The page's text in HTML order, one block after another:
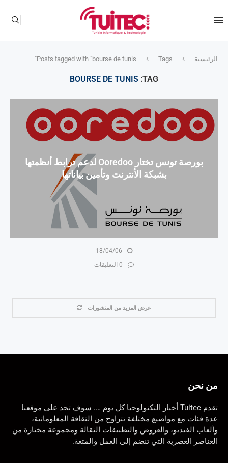
الرئيسية Tags
Posts tagged with "bourse de tunis"
TAG:
BOURSE DE TUNIS
بورصة تونس تختار Ooredoo لدعم ترابط أنظمتها
بشبكة الأنترنت وتأمين بياناتها
18/04/06
0 التعليقات
عرض المزيد من المنشورات
من نحن
تقدم Tuitec أخبار التكنولوجيا كل يوم …. سوف تجد على موقعنا
عدة فئات مع مواضيع مختلفة تتراوح من الثقافة المعلوماتية،
وألعاب الفيديو، والعروض والتطبيقات النقالة ومجموعة مختارة من
العناصر العصرية التي تنضم إلى العمل والمتعة.